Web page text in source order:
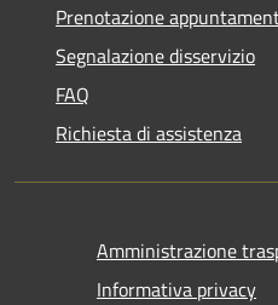
Prenotazione
Segnalazione disservizio
FAQ
Richiesta di assistenza
Amministrazione
Informativa privacy